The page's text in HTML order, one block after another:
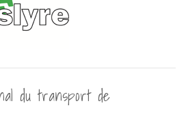
du transport de